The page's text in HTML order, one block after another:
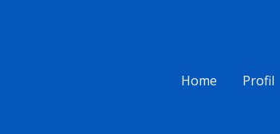
Home
Profil